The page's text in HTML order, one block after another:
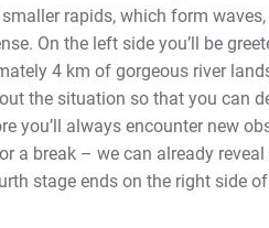
rapids, which form
On the left side you’ll be
4 km of gorgeous river
the situation so that you can
you’ll always encounter new
a break – we can already
stage ends on the right side